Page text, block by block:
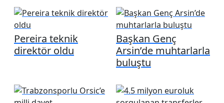
Pereira teknik
direktör oldu
Başkan Genç
Arsin’de muhtarlarla
buluştu